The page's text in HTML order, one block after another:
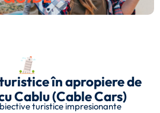
în apropiere de
Cablu (Cable Cars)
turistice impresionante